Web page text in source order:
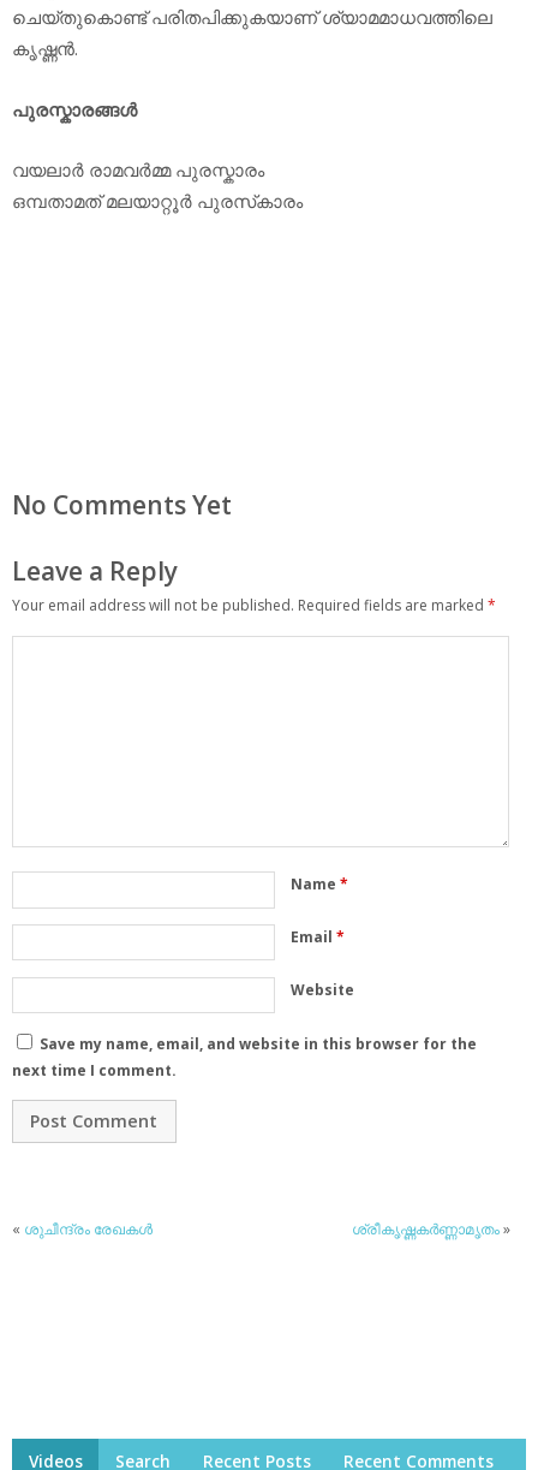
ചെയ്തുകൊണ്ട് പരിതപിക്കുകയാണ് ശ്യാമമാധവത്തിലെ
കൃഷ്ണൻ.
പുരസ്കാരങ്ങൾ
വയലാർ രാമവർമ്മ പുരസ്കാരം
ഒമ്പതാമത് മലയാറ്റൂർ പുരസ്‌കാരം
No Comments Yet
Leave a Reply
Your email address will not be published. Required fields are marked *
Name *
Email *
Website
Save my name, email, and website in this browser for the
next time I comment.
« ശുചീന്ദ്രം രേഖകൾ ശ്രീകൃഷ്ണകർണ്ണാമൃതം»
Videos Search Recent Posts Recent Comments